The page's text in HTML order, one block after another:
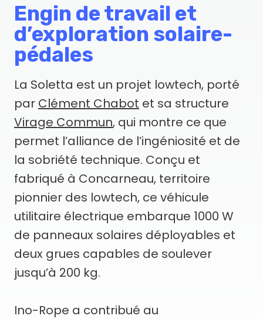
Engin de travail et
d’exploration solaire-
pédales
La Soletta est un projet lowtech, porté
par Clément Chabot et sa structure
Virage Commun, qui montre ce que
permet l’alliance de l’ingéniosité et de
la sobriété technique. Conçu et
fabriqué à Concarneau, territoire
pionnier des lowtech, ce véhicule
utilitaire électrique embarque 1000 W
de panneaux solaires déployables et
deux grues capables de soulever
jusqu’à 200 kg.
Ino-Rope a contribué au